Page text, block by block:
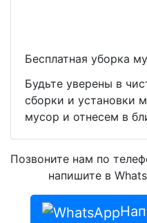
Бесплатная уборка
Будьте уверены в
сборки и установки
мусор и отнесем в
Позвоните нам по
напишите в